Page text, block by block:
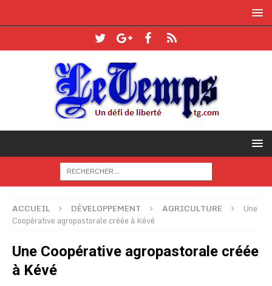
ACCUEIL DÉVELOPPEMENT AGRICULTURE
Une
Coopérative agropastorale créée à Kévé
Une Coopérative agropastorale créée
à Kévé